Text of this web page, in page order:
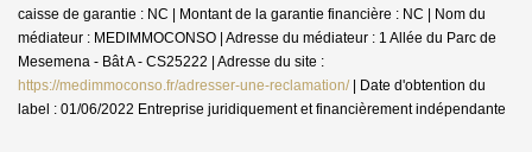
caisse de garantie : NC | Montant de la garantie financière : NC | Nom du
médiateur : MEDIMMOCONSO | Adresse du médiateur : 1 Allée du Parc de
Mesemena - Bât A - CS25222 | Adresse du site :
https://medimmoconso.fr/adresser-une-reclamation/| Date d'obtention du
label : 01/06/2022 Entreprise juridiquement et financièrement indépendante